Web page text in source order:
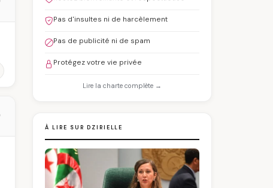
Pas d'insultes ni de harcèlement
Pas de publicité ni de spam
Protégez votre vie privée
Lire la charte complète →
À LIRE SUR DZIRIELLE